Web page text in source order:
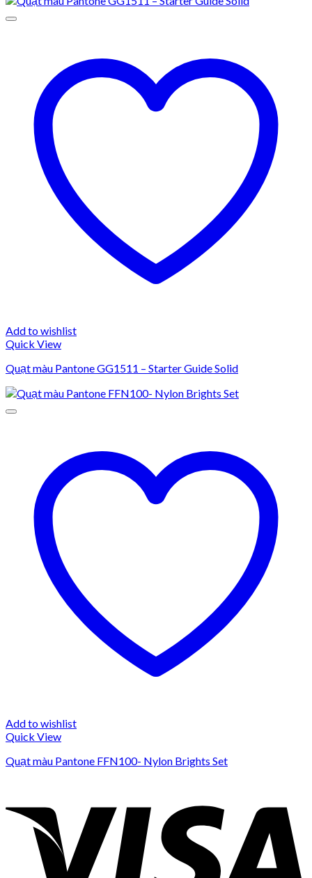
Add to wishlist
Quick View
Quạt màu Pantone GG1511 – Starter Guide Solid
Add to wishlist
Quick View
Quạt màu Pantone FFN100- Nylon Brights Set